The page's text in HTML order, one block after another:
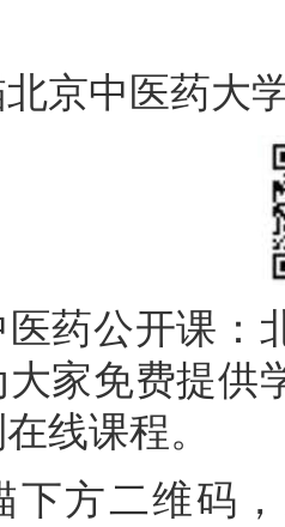
中医药大
公开课：北
家免费提供
线课程。
二维码，